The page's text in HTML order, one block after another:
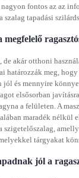
fontos az az
szalag tapadási
de akár otthoni
határozzák meg,
jól és mennyire
elsősorban
a felületen. A
maradék nélkül
szigetelőszalag,
tárgyakat
jól a